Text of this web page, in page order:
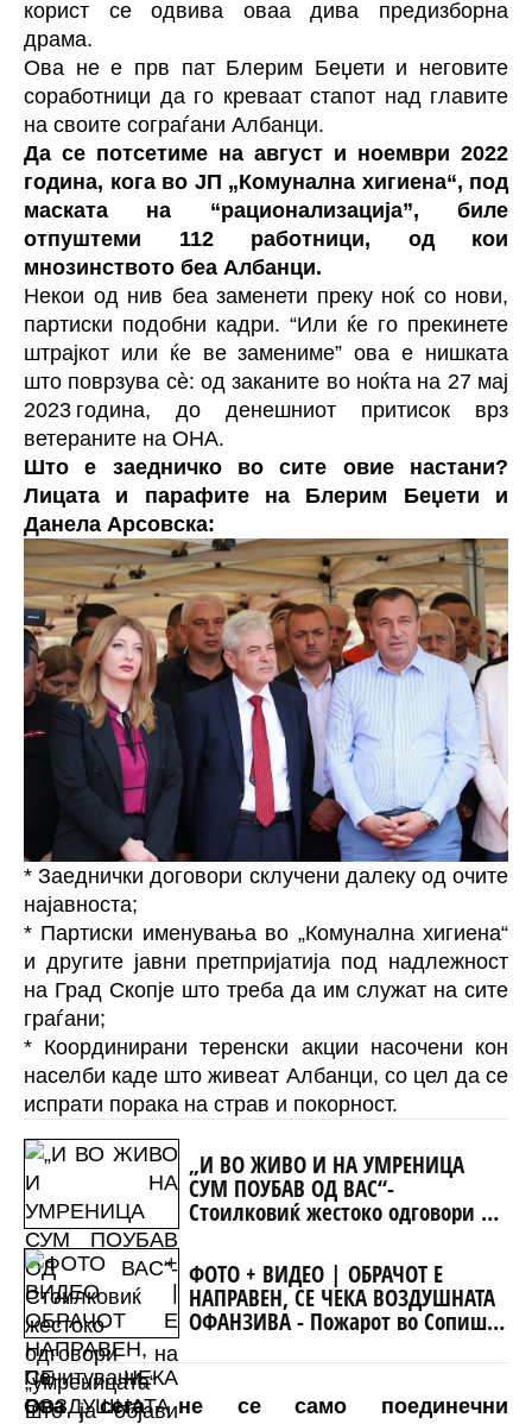
корист се одвива оваа дива предизборна
драма.
Ова не е прв пат Блерим Беџети и неговите
соработници да го креваат стапот над главите
на своите сограѓани Албанци.
Да се потсетиме на август и ноември 2022
година, кога во ЈП „Комунална хигиена“, под
маската на “рационализација”, биле
отпуштеми 112 работници, од кои
мнозинството беа Албанци.
Некои од нив беа заменети преку ноќ со нови,
партиски подобни кадри. “Или ќе го прекинете
штрајкот или ќе ве замениме” ова е нишката
што поврзува сè: од заканите во ноќта на 27 мај
2023 година, до денешниот притисок врз
ветераните на ОНА.
Што е заедничко во сите овие настани?
Лицата и парафите на Блерим Беџети и
Данела Арсовска:
* Заеднички договори склучени далеку од очите
најавноста;
* Партиски именувања во „Комунална хигиена“
и другите јавни претпријатија под надлежност
на Град Скопје што треба да им служат на сите
граѓани;
* Координирани теренски акции насочени кон
населби каде што живеат Албанци, со цел да се
испрати порака на страв и покорност.
„И ВО ЖИВО И НА УМРЕНИЦА
СУМ ПОУБАВ ОД ВАС“-
Стоилковиќ жестоко одговори на
„умреницата“ што ја објави
СДСМ
ФОТО + ВИДЕО | ОБРАЧОТ Е
НАПРАВЕН, СЕ ЧЕКА ВОЗДУШНАТА
ОФАНЗИВА - Пожарот во Сопиште
спремаат „ер - тракторите““
Почитувани,
Ова сега не се само поединечни